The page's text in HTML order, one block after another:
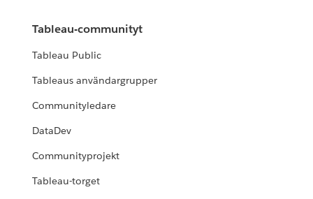
Tableau-communityt
Tableau Public
Tableaus användargrupper
Communityledare
DataDev
Communityprojekt
Tableau-torget